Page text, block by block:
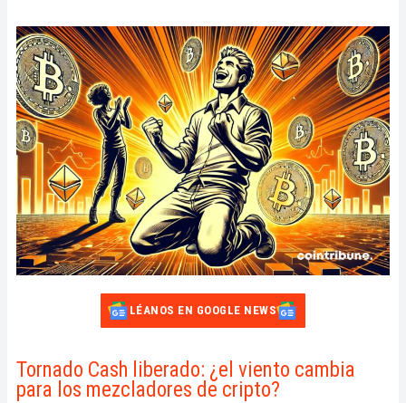
LÉANOS EN GOOGLE NEWS
Tornado Cash liberado: ¿el viento cambia
para los mezcladores de cripto?